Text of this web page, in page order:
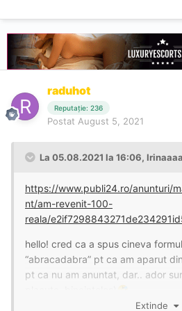
raduhot
Reputație: 236
Postat August 5, 2021
La 05.08.2021 la 16:06,
https://www.publi24.ro/anunturi/
nt/am-revenit-100-
reala/
hello! cred ca a spus cineva
“abracadabra” pt ca am aparut
pt ca nu am anuntat, dar.. ador
Extinde